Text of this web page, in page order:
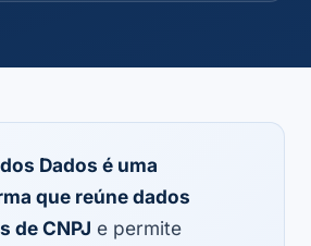
Dados é uma
que reúne dados
de CNPJ e permite